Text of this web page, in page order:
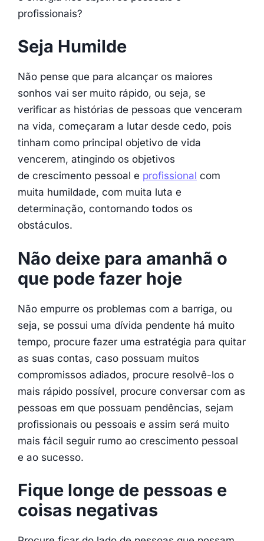
profissionais?
Seja Humilde
Não pense que para alcançar os maiores
sonhos vai ser muito rápido, ou seja, se
verificar as histórias de pessoas que venceram
na vida, começaram a lutar desde cedo, pois
tinham como principal objetivo de vida
vencerem, atingindo os objetivos
de crescimento pessoal e profissional com
muita humildade, com muita luta e
determinação, contornando todos os
obstáculos.
Não deixe para amanhã o
que pode fazer hoje
Não empurre os problemas com a barriga, ou
seja, se possui uma dívida pendente há muito
tempo, procure fazer uma estratégia para quitar
as suas contas, caso possuam muitos
compromissos adiados, procure resolvê-los o
mais rápido possível, procure conversar com as
pessoas em que possuam pendências, sejam
profissionais ou pessoais e assim será muito
mais fácil seguir rumo ao crescimento pessoal
e ao sucesso.
Fique longe de pessoas e
coisas negativas